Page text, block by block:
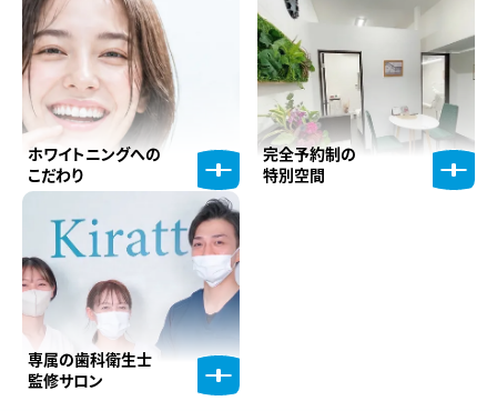
ホワイトニングへの
こだわり
完全予約制の
特別空間
専属の歯科衛生士
監修サロン